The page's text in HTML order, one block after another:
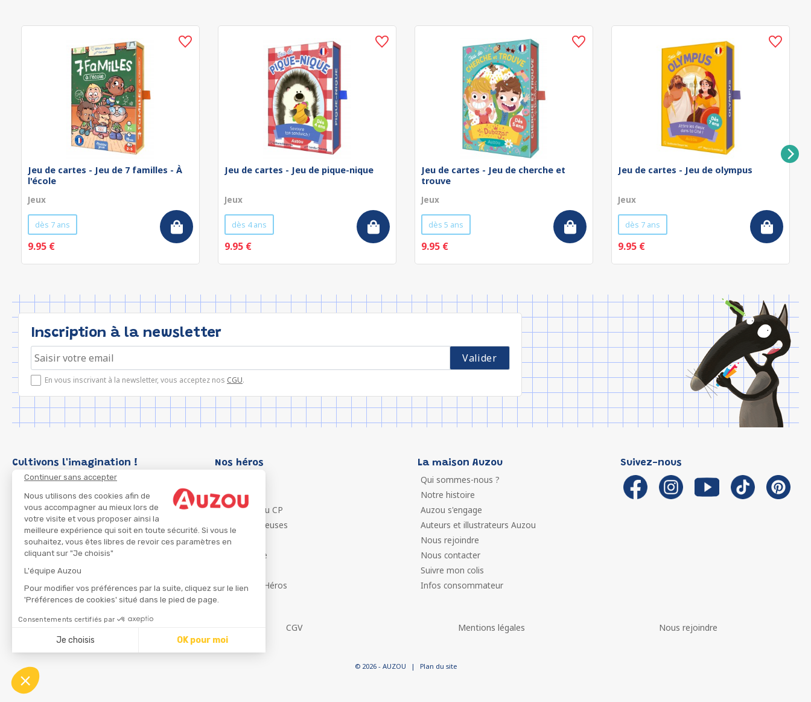
Continuer sans accepter
Nous utilisons des cookies afin de
vous accompagner au mieux lors de
votre visite et vous proposer ainsi la
meilleure expérience qui soit en toute sécurité. Si vous le
souhaitez, vous êtes libres de revoir ces paramètres en
cliquant sur "Je choisis"
L'équipe Auzou
Pour modifier vos préférences par la suite, cliquez sur le lien
'Préférences de cookies' situé dans le pied de page.
Consentements certifiés par
Je choisis OK pour moi
Notre plateforme vous permet d'adapter et de gérer vos paramètres de confidentialité, en garantissant la conformité avec les réglementations. Personnalisez vos
Jeu de cartes - Jeu de 7 familles - À
l'école
Jeux
dès 7 ans
9.95 €
Jeu de cartes - Jeu de pique-nique
Jeux
dès 4 ans
9.95 €
Jeu de cartes - Jeu de cherche et
trouve
Jeux
dès 5 ans
9.95 €
Jeu de cartes - Jeu de olympus
Jeux
dès 7 ans
9.95 €
Inscription à la newsletter
En vous inscrivant à la newsletter, vous acceptez nos CGU.
Cultivons l'imagination ! Nos héros
P'tit Loup
Les Héros du CP
Les Influenceuses
Migali
Petite Taupe
Ma Boîte à Héros
La maison Auzou
Qui sommes-nous ?
Notre histoire
Auzou s'engage
Auteurs et illustrateurs Auzou
Nous rejoindre
Nous contacter
Suivre mon colis
Infos consommateur
Suivez-nous
CGV Mentions légales Nous rejoindre
© 2026 - AUZOU | Plan du site